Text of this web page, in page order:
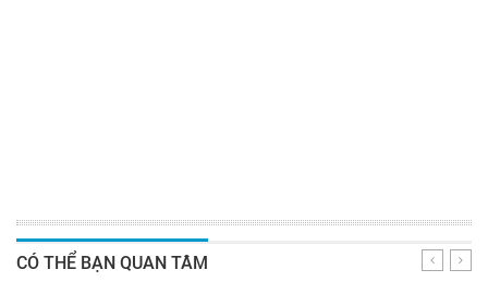
CÓ THỂ BẠN QUAN TÂM